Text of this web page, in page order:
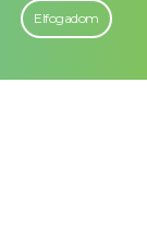
Elfogadom